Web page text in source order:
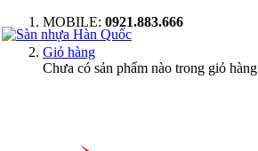
MOBILE: 0921.883.666
Giỏ hàng
Chưa có sản phẩm nào trong giỏ hàng